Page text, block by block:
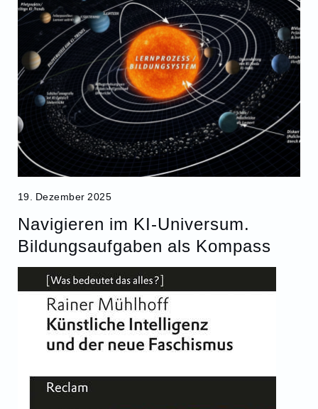
19. Dezember 2025
Navigieren im KI-Universum.
Bildungsaufgaben als Kompass